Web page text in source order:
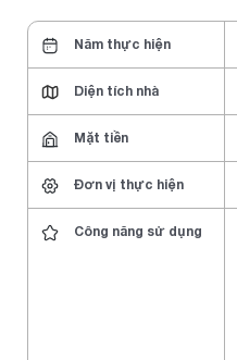
Năm thực hiện
Diện tích nhà
Mặt tiền
Đơn vị thực hiện
Công năng sử dụng